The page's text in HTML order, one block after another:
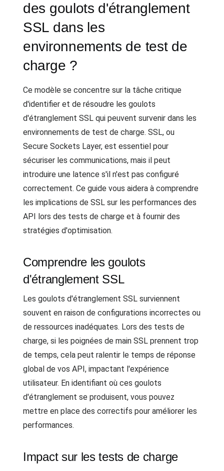
des goulots d'étranglement
SSL dans les
environnements de test de
charge ?
Ce modèle se concentre sur la tâche critique
d'identifier et de résoudre les goulots
d'étranglement SSL qui peuvent survenir dans les
environnements de test de charge. SSL, ou
Secure Sockets Layer, est essentiel pour
sécuriser les communications, mais il peut
introduire une latence s'il n'est pas configuré
correctement. Ce guide vous aidera à comprendre
les implications de SSL sur les performances des
API lors des tests de charge et à fournir des
stratégies d'optimisation.
Comprendre les goulots
d'étranglement SSL
Les goulots d'étranglement SSL surviennent
souvent en raison de configurations incorrectes ou
de ressources inadéquates. Lors des tests de
charge, si les poignées de main SSL prennent trop
de temps, cela peut ralentir le temps de réponse
global de vos API, impactant l'expérience
utilisateur. En identifiant où ces goulots
d'étranglement se produisent, vous pouvez
mettre en place des correctifs pour améliorer les
performances.
Impact sur les tests de charge